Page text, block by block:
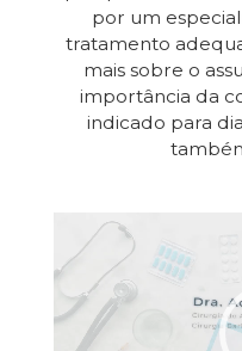
por um
tratamento
mais sobre o
importância da
indicado para
Tocador
vídeo